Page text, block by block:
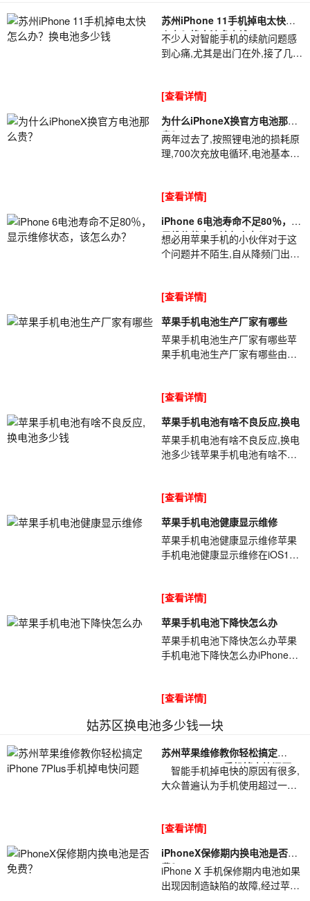
苏州iPhone 11手机掉电太快怎
么办？换电池多少钱
不少人对智能手机的续航问题感
到心痛,尤其是出门在外,接了几个
善这方面的问题,然而每次苹果一
拿苹果iPhone 11手机来说,用户
反映电池太不经用了,而且掉电特
别快.针对iPhone 11手机掉电快
[查看详情]
为什么iPhoneX换官方电池那么
贵？
两年过去了,按照锂电池的损耗原
理,700次充放电循环,电池基本上
80%的警告;这意味着要么该换电
[查看详情]
iPhone 6电池寿命不足80％，显
示维修状态，该怎么办？
想必用苹果手机的小伙伴对于这
个问题并不陌生,自从降频门出现
主观的看到自己电池的使用情况,
有余,怎么说也算是一个老古董了
吧,而电池健康...
[查看详情]
苹果手机电池生产厂家有哪些
苹果手机电池生产厂家有哪些苹
果手机电池生产厂家有哪些由于
是经过...
[查看详情]
苹果手机电池有啥不良反应,换电
苹果手机电池有啥不良反应,换电
池多少钱苹果手机电池有啥不良
[ybt00...
[查看详情]
苹果手机电池健康显示维修
苹果手机电池健康显示维修苹果
手机电池健康显示维修在iOS11.3
康功能...
[查看详情]
苹果手机电池下降快怎么办
苹果手机电池下降快怎么办苹果
手机电池下降快怎么办iPhone电
电、电...
[查看详情]
姑苏区换电池多少钱一块
苏州苹果维修教你轻松搞定
iPhone 7Plus手机掉电快问题
智能手机掉电快的原因有很多,
大众普遍认为手机使用超过一两
果iPhone 7plus这款机型来说吧,
苹果11系列带动了果粉的新一轮
购买力度,不过iPhone 7plus也还
是有市场的,换种说法就是直到今
[查看详情]
iPhoneX保修期内换电池是否免
费？
iPhone X 手机保修期内电池如果
出现因制造缺陷的故障,经过苹果